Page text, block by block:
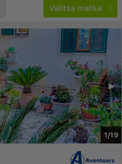
Valitse matka
1/19
▶︎